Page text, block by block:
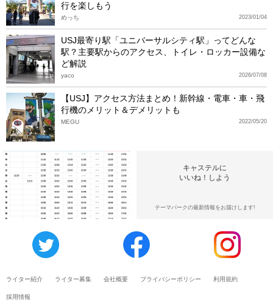
行を楽しもう
2023/01/04
めっち
USJ最寄り駅「ユニバーサルシティ駅」ってどんな
駅？主要駅からのアクセス、トイレ・ロッカー設備な
ど解説
2026/07/08
yaco
【USJ】アクセス方法まとめ！新幹線・電車・車・飛
行機のメリット＆デメリットも
2022/05/20
MEGU
キャステルに
いいね！しよう
テーマパークの最新情報をお届けします!
ライター紹介 ライター募集 会社概要 プライバシーポリシー 利用規約
採用情報